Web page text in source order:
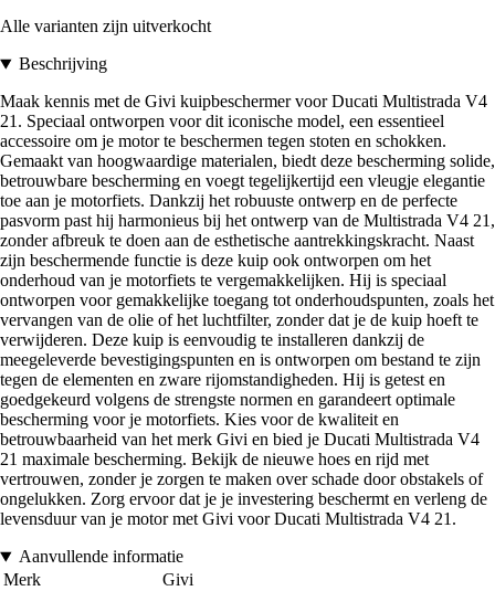
Alle varianten zijn uitverkocht
Beschrijving
Maak kennis met de Givi kuipbeschermer voor Ducati Multistrada V4
21. Speciaal ontworpen voor dit iconische model, een essentieel
accessoire om je motor te beschermen tegen stoten en schokken.
Gemaakt van hoogwaardige materialen, biedt deze bescherming solide,
betrouwbare bescherming en voegt tegelijkertijd een vleugje elegantie
toe aan je motorfiets. Dankzij het robuuste ontwerp en de perfecte
pasvorm past hij harmonieus bij het ontwerp van de Multistrada V4 21,
zonder afbreuk te doen aan de esthetische aantrekkingskracht. Naast
zijn beschermende functie is deze kuip ook ontworpen om het
onderhoud van je motorfiets te vergemakkelijken. Hij is speciaal
ontworpen voor gemakkelijke toegang tot onderhoudspunten, zoals het
vervangen van de olie of het luchtfilter, zonder dat je de kuip hoeft te
verwijderen. Deze kuip is eenvoudig te installeren dankzij de
meegeleverde bevestigingspunten en is ontworpen om bestand te zijn
tegen de elementen en zware rijomstandigheden. Hij is getest en
goedgekeurd volgens de strengste normen en garandeert optimale
bescherming voor je motorfiets. Kies voor de kwaliteit en
betrouwbaarheid van het merk Givi en bied je Ducati Multistrada V4
21 maximale bescherming. Bekijk de nieuwe hoes en rijd met
vertrouwen, zonder je zorgen te maken over schade door obstakels of
ongelukken. Zorg ervoor dat je je investering beschermt en verleng de
levensduur van je motor met Givi voor Ducati Multistrada V4 21.
Aanvullende informatie
Merk
Givi